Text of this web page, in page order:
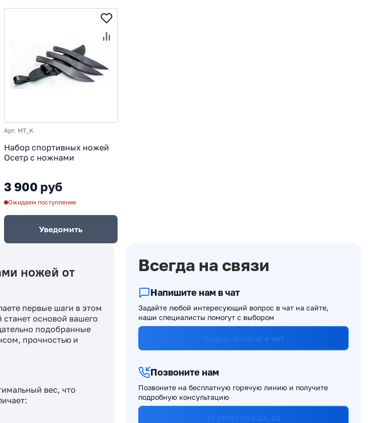
Арт. MT_K
Набор спортивных ножей
Осетр с ножнами
3 900 руб
Ожидаем поступление
Уведомить
ножей от
первые шаги в этом
основой вашего
подобранные
прочностью и
вес, что
Всегда на связи
Напишите нам в чат
Задайте любой интересующий вопрос в чат на сайте,
наши специалисты помогут с выбором
Позвоните нам
Позвоните на бесплатную горячую линию и получите
подробную консультацию